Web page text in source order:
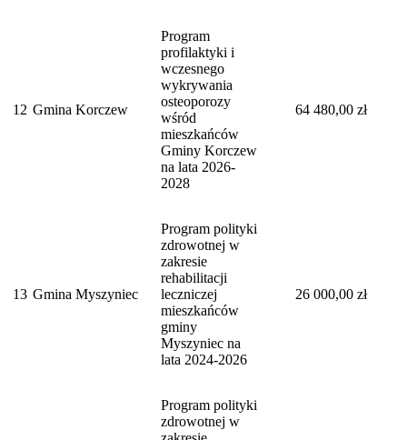
12 Gmina Korczew
Program
profilaktyki i
wczesnego
wykrywania
osteoporozy
wśród
mieszkańców
Gminy Korczew
na lata 2026-
2028
64 480,00 zł
13 Gmina Myszyniec
Program polityki
zdrowotnej w
zakresie
rehabilitacji
leczniczej
mieszkańców
gminy
Myszyniec na
lata 2024-2026
26 000,00 zł
Program polityki
zdrowotnej w